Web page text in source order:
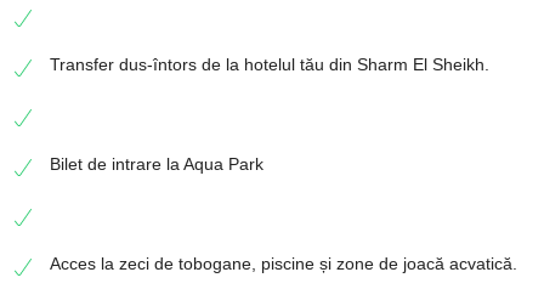
Transfer dus-întors de la hotelul tău din Sharm El Sheikh.
Bilet de intrare la Aqua Park
Acces la zeci de tobogane, piscine și zone de joacă acvatică.